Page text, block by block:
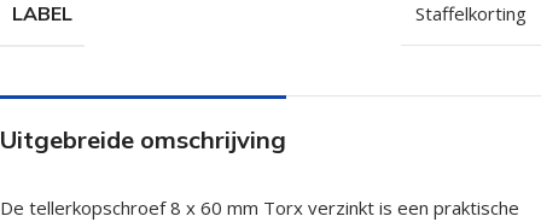
LABEL Staffelkorting
Uitgebreide omschrijving
De tellerkopschroef 8 x 60 mm Torx verzinkt is een praktische